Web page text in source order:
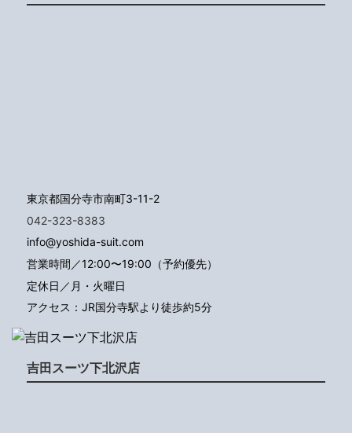
東京都国分寺市南町3-11-2
042-323-8383
info@yoshida-suit.com
営業時間／12:00〜19:00（予約優先）
定休日／月・火曜日
アクセス：JR国分寺駅より徒歩約5分
吉田スーツ下北沢店